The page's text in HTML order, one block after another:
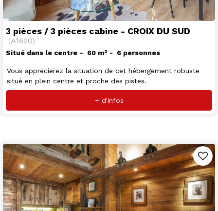
3 pièces / 3 pièces cabine - CROIX DU SUD
(A1690)
Situé dans le centre 60 m² 6 personnes
Vous apprécierez la situation de cet hébergement robuste
situé en plein centre et proche des pistes.
+ d'infos